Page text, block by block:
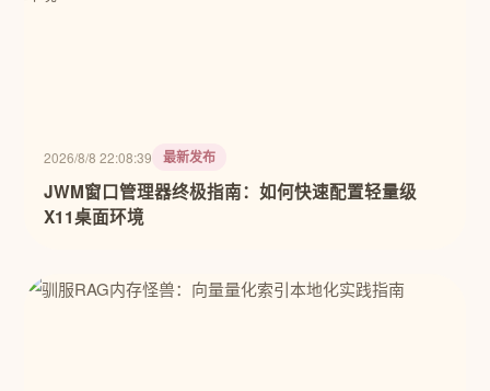
2026/8/8 22:08:39 最新发布
JWM窗口管理器终极指南：如何快速配置轻量级
X11桌面环境